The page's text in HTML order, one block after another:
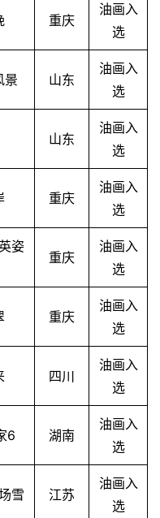
重庆
油画入
选
景 山东
油画入
选
山东
油画入
选
重庆
油画入
选
姿
重庆
油画入
选
重庆
油画入
选
四川
油画入
选
6 湖南
油画入
选
雪 江苏
油画入
选